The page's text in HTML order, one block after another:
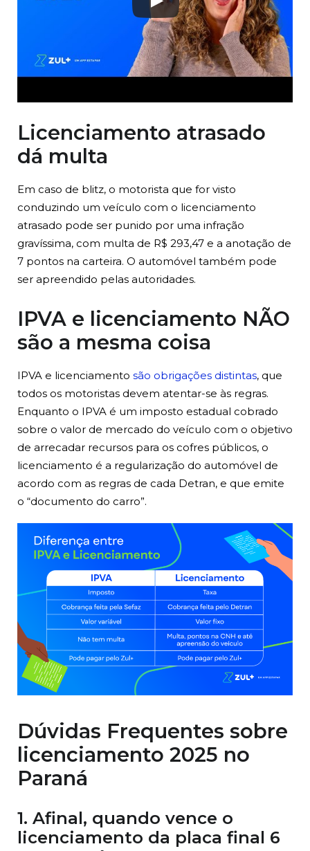
Licenciamento atrasado
dá multa
Em caso de blitz, o motorista que for visto
conduzindo um veículo com o licenciamento
atrasado pode ser punido por uma infração
gravíssima, com multa de R$ 293,47 e a anotação de
7 pontos na carteira. O automóvel também pode
ser apreendido pelas autoridades.
IPVA e licenciamento NÃO
são a mesma coisa
IPVA e licenciamento são obrigações distintas, que
todos os motoristas devem atentar-se às regras.
Enquanto o IPVA é um imposto estadual cobrado
sobre o valor de mercado do veículo com o objetivo
de arrecadar recursos para os cofres públicos, o
licenciamento é a regularização do automóvel de
acordo com as regras de cada Detran, e que emite
o “documento do carro”.
Dúvidas Frequentes sobre
licenciamento 2025 no
Paraná
1. Afinal, quando vence o
licenciamento da placa final 6